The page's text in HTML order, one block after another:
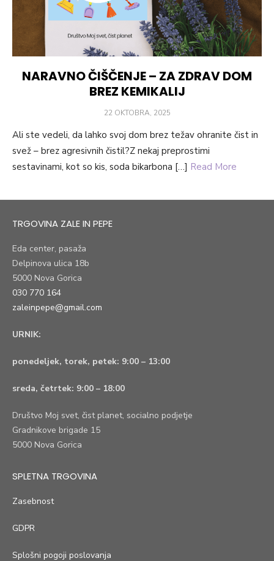
NARAVNO ČIŠČENJE – ZA ZDRAV DOM
BREZ KEMIKALIJ
POSTED
22 OKTOBRA, 2025
Ali ste vedeli, da lahko svoj dom brez težav ohranite čist in
svež – brez agresivnih čistil?Z nekaj preprostimi
sestavinami, kot so kis, soda bikarbona […] Read More
TRGOVINA ZALE IN PEPE
Eda center, pasaža
Delpinova ulica 18b
5000 Nova Gorica
030 770 164
zaleinpepe@gmail.com
URNIK:
ponedeljek, torek, petek: 9:00 – 13:00
sreda, četrtek: 9:00 – 18:00
Društvo Moj svet, čist planet, socialno podjetje
Gradnikove brigade 15
5000 Nova Gorica
SPLETNA TRGOVINA
Zasebnost
GDPR
Splošni pogoji poslovanja